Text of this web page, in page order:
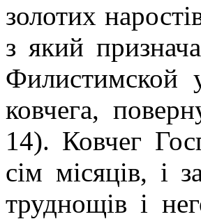
золотих
з який
Филистимской
ковчега,
14). Ковчег
сім місяців, і
труднощів і